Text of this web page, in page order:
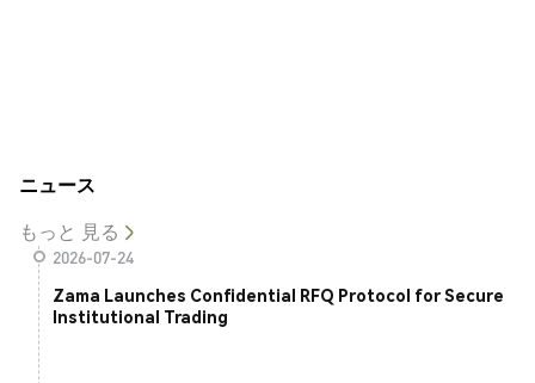
ニュース
もっと 見る
2026-07-24
Zama Launches Confidential RFQ Protocol for Secure
Institutional Trading